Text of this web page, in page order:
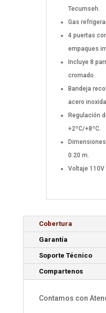
Tecumseh.
Gas
4 puertas
empaques
Incluye 8
cromado.
Bandeja
acero
Regulación
+2ºC/+8ºC.
0.20 m.
Voltaje 110V
Cobertura
Garantía
Soporte Técnico
Compartenos
Contamos con